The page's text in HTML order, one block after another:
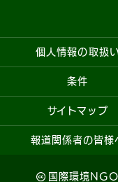
個人情報の取扱
条件
サイトマップ
報道関係者の皆様
国際環境